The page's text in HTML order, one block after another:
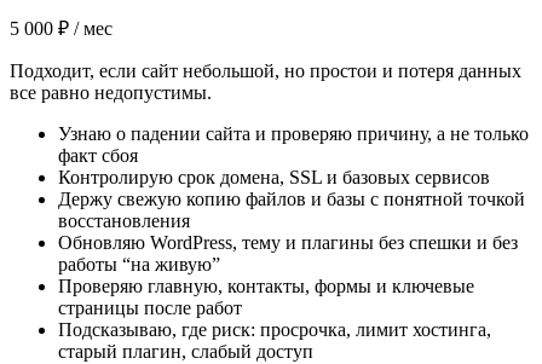
5 000 ₽ / мес
Подходит, если сайт небольшой, но простои и потеря данных
все равно недопустимы.
Узнаю о падении сайта и проверяю причину, а не только
факт сбоя
Контролирую срок домена, SSL и базовых сервисов
Держу свежую копию файлов и базы с понятной точкой
восстановления
Обновляю WordPress, тему и плагины без спешки и без
работы “на живую”
Проверяю главную, контакты, формы и ключевые
страницы после работ
Подсказываю, где риск: просрочка, лимит хостинга,
старый плагин, слабый доступ